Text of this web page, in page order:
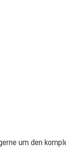
um den